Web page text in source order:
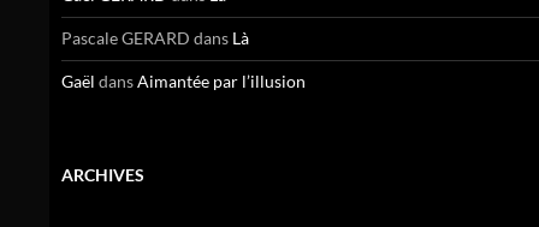
Pascale GERARD dans Là
Gaël dansAimantée par l’illusion
ARCHIVES